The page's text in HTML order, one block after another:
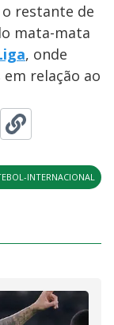
restante de
mata-mata
, onde
relação ao
INTERNACIONAL